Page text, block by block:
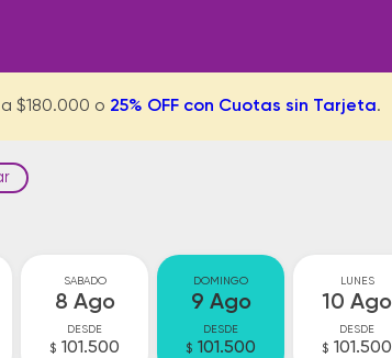
$180.000 o 25% OFF con Cuotas sin Tarjeta.
SABADO
8 Ago
DESDE
$ 101.500
DOMINGO
9 Ago
DESDE
$ 101.500
LUNES
10 Ago
DESDE
$ 101.500